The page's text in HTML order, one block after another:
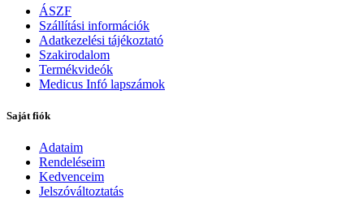
ÁSZF
Szállítási információk
Adatkezelési tájékoztató
Szakirodalom
Termékvideók
Medicus Infó lapszámok
Saját fiók
Adataim
Rendeléseim
Kedvenceim
Jelszóváltoztatás